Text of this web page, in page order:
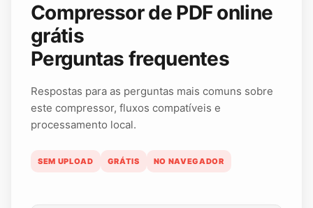
Compressor de PDF online
grátis
Perguntas frequentes
Respostas para as perguntas mais comuns sobre
este compressor, fluxos compatíveis e
processamento local.
SEM UPLOAD GRÁTIS NO NAVEGADOR